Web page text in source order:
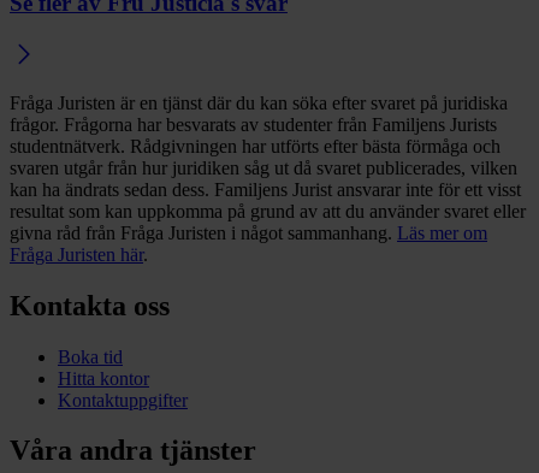
Fråga Juristen är en tjänst där du kan söka efter svaret på juridiska
frågor. Frågorna har besvarats av studenter från Familjens Jurists
studentnätverk. Rådgivningen har utförts efter bästa förmåga och
svaren utgår från hur juridiken såg ut då svaret publicerades, vilken
kan ha ändrats sedan dess. Familjens Jurist ansvarar inte för ett visst
resultat som kan uppkomma på grund av att du använder svaret eller
givna råd från Fråga Juristen i något sammanhang. Läs mer om
Fråga Juristen här.
Kontakta oss
Boka tid
Hitta kontor
Kontaktuppgifter
Våra andra tjänster